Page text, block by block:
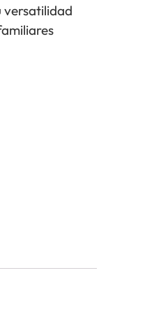
versatilidad